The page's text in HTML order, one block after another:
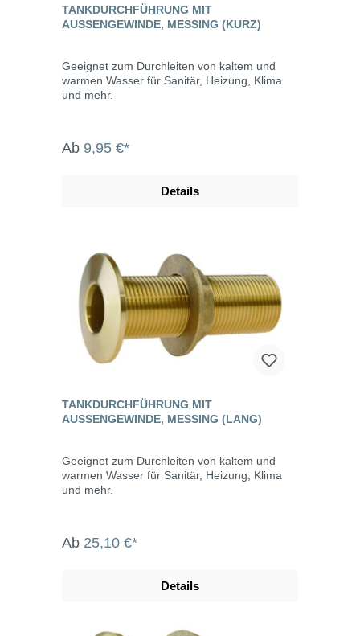
TANKDURCHFÜHRUNG MIT
AUSSENGEWINDE, MESSING (KURZ)
Geeignet zum Durchleiten von kaltem und
warmen Wasser für Sanitär, Heizung, Klima
und mehr.
Ab 9,95 €*
Details
TANKDURCHFÜHRUNG MIT
AUSSENGEWINDE, MESSING (LANG)
Geeignet zum Durchleiten von kaltem und
warmen Wasser für Sanitär, Heizung, Klima
und mehr.
Ab 25,10 €*
Details